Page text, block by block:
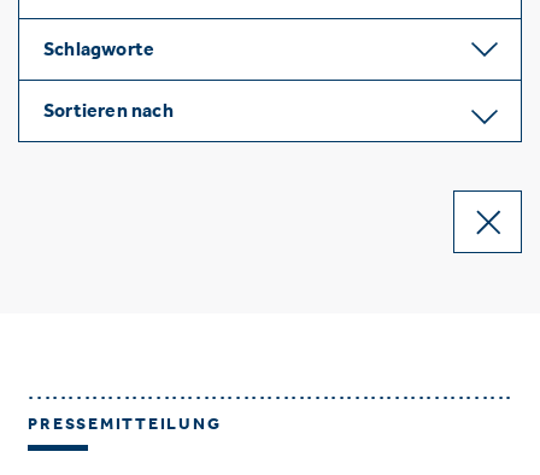
Schlagworte
Sortieren nach
PRESSEMITTEILUNG